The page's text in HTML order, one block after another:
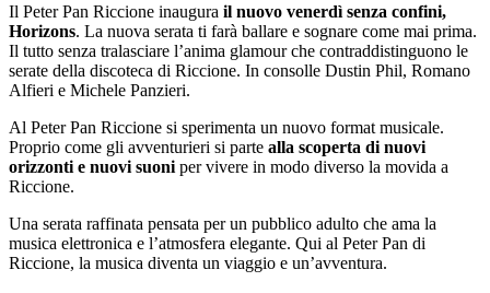
Il Peter Pan Riccione inaugura il nuovo venerdì senza confini,
Horizons. La nuova serata ti farà ballare e sognare come mai prima.
Il tutto senza tralasciare l’anima glamour che contraddistinguono le
serate della discoteca di Riccione. In consolle Dustin Phil, Romano
Alfieri e Michele Panzieri.
Al Peter Pan Riccione si sperimenta un nuovo format musicale.
Proprio come gli avventurieri si parte alla scoperta di nuovi
orizzonti e nuovi suoni per vivere in modo diverso la movida a
Riccione.
Una serata raffinata pensata per un pubblico adulto che ama la
musica elettronica e l’atmosfera elegante. Qui al Peter Pan di
Riccione, la musica diventa un viaggio e un’avventura.